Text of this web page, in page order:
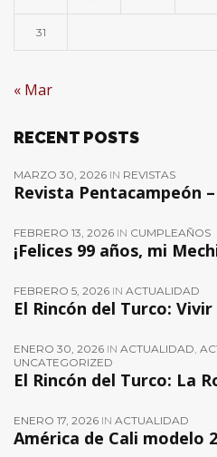
31
« Mar
RECENT POSTS
MARZO 30, 2026 IN REVISTAS
Revista Pentacampeón
FEBRERO 13, 2026 IN CUMPLEAÑOS
¡Felices 99 años, mi
FEBRERO 5, 2026 IN ACTUALIDAD
El Rincón del Turco:
ENERO 30, 2026 IN ACTUALIDAD
UNCATEGORIZED
El Rincón del Turco: La
ENERO 17, 2026 IN ACTUALIDAD
América de Cali modelo